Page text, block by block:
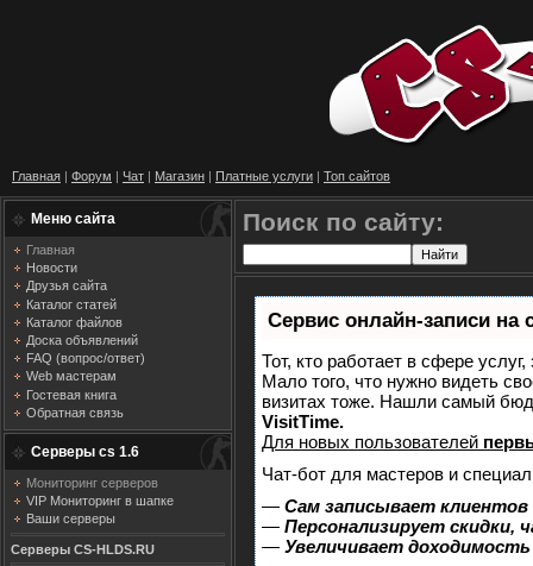
Главная | Форум | Чат | Магазин | Платные услуги | Топ сайтов
Меню сайта
Главная
Новости
Друзья сайта
Каталог статей
Каталог файлов
Доска объявлений
FAQ (вопрос/ответ)
Web мастерам
Гостевая книга
Обратная связь
Серверы cs 1.6
Мониторинг серверов
VIP Мониторинг в шапке
Ваши серверы
Серверы CS-HLDS.RU
Поиск по сайту:
Сервис онлайн-записи на
Тот, кто работает в сфере
Мало того, что нужно видеть
визитах тоже. Нашли самый
VisitTime.
Для новых пользователей
Чат-бот для мастеров и
— Сам записывает
— Персонализирует скидки,
— Увеличивает